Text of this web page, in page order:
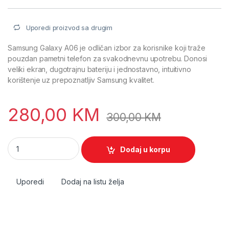
Uporedi proizvod sa drugim
Samsung Galaxy A06 je odličan izbor za korisnike koji traže
pouzdan pametni telefon za svakodnevnu upotrebu. Donosi
veliki ekran, dugotrajnu bateriju i jednostavno, intuitivno
korištenje uz prepoznatljiv Samsung kvalitet.
280,00 KM 300,00KM
Samsung Galaxy A06 quantity
Dodaj u korpu
Uporedi Dodaj na listu želja